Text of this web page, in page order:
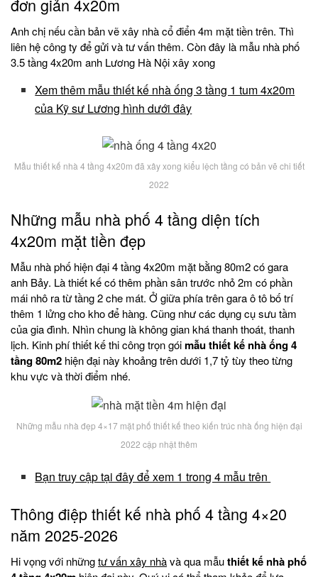
đơn giản 4x20m
Anh chị nếu cần bản vẽ xây nhà cổ điển 4m mặt tiền trên. Thì
liên hệ công ty để gửi và tư vấn thêm. Còn đây là mẫu nhà phố
3.5 tầng 4x20m anh Lương Hà Nội xây xong
Xem thêm mẫu thiết kế nhà ống 3 tầng 1 tum 4x20m
của Kỹ sư Lương hình dưới đây
Mẫu thiết kế nhà 4 tầng 4x20m đã xây xong kiểu lệch tầng có bản vẽ chi tiết
2022
Những mẫu nhà phố 4 tầng diện tích
4x20m mặt tiền đẹp
Mẫu nhà phố hiện đại 4 tầng 4x20m mặt bằng 80m2 có gara
anh Bảy. Là thiết kế có thêm phần sân trước nhỏ 2m có phần
mái nhô ra từ tầng 2 che mát. Ở giữa phía trên gara ô tô bố trí
thêm 1 lửng cho kho để hàng. Cũng như các dụng cụ sưu tầm
của gia đình. Nhìn chung là không gian khá thanh thoát, thanh
lịch. Kinh phí thiết kế thi công trọn góimẫu thiết kế nhà ống 4
tầng 80m2 hiện đại này khoảng trên dưới 1,7 tỷ tùy theo từng
khu vực và thời điểm nhé.
Những mẫu nhà đẹp 4×17 mặt phố thiết kế theo kiến trúc nhà ống hiện đại
2022 cập nhật thêm
Bạn truy cập tại đây để xem 1 trong 4 mẫu trên
Thông điệp thiết kế nhà phố 4 tầng 4×20
năm 2025-2026
Hi vọng với nhữngtư vấn xây nhàvà qua mẫuthiết kế nhà phố